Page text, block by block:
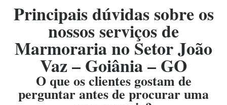
Principais dúvidas sobre os
nossos serviços de
Marmoraria no Setor João
Vaz – Goiânia – GO
O que os clientes gostam de
perguntar antes de procurar uma